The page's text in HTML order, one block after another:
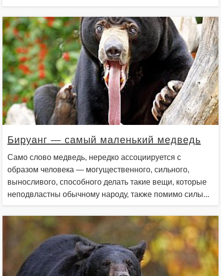
Бируанг — самый маленький медведь
Само слово медведь, нередко ассоциируется с
образом человека — могущественного, сильного,
выносливого, способного делать такие вещи, которые
неподвластны обычному народу, также помимо силы...